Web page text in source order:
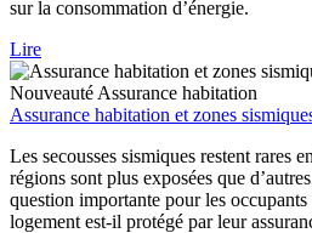
sur la consommation d’énergie.
Lire
Nouveauté Assurance habitation
Assurance habitation et zones
Les secousses sismiques restent rares
régions sont plus exposées que
question importante pour les
logement est-il protégé par leur